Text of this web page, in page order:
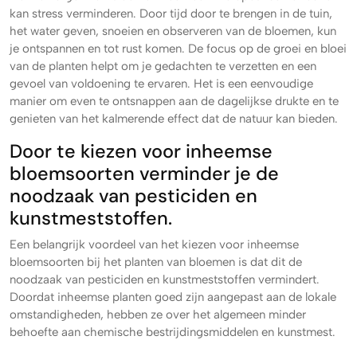
kan stress verminderen. Door tijd door te brengen in de tuin,
het water geven, snoeien en observeren van de bloemen, kun
je ontspannen en tot rust komen. De focus op de groei en bloei
van de planten helpt om je gedachten te verzetten en een
gevoel van voldoening te ervaren. Het is een eenvoudige
manier om even te ontsnappen aan de dagelijkse drukte en te
genieten van het kalmerende effect dat de natuur kan bieden.
Door te kiezen voor inheemse
bloemsoorten verminder je de
noodzaak van pesticiden en
kunstmeststoffen.
Een belangrijk voordeel van het kiezen voor inheemse
bloemsoorten bij het planten van bloemen is dat dit de
noodzaak van pesticiden en kunstmeststoffen vermindert.
Doordat inheemse planten goed zijn aangepast aan de lokale
omstandigheden, hebben ze over het algemeen minder
behoefte aan chemische bestrijdingsmiddelen en kunstmest.